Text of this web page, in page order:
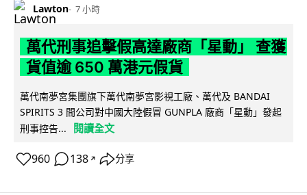
Lawton 7 小時
萬代刑事追擊假高達廠商「星動」 查獲
貨值逾 650 萬港元假貨
萬代南夢宮集團旗下萬代南夢宮影視工廠、萬代及 BANDAI
SPIRITS 3 間公司對中國大陸假冒 GUNPLA 廠商「星動」發起
刑事控告...
閱讀全文
960 138 ↗ 分享